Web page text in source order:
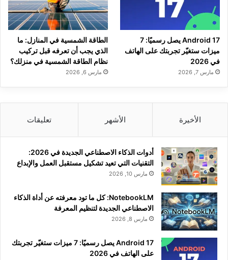
Android 17 يصل رسميًا: 7
ميزات ستغيّر تجربتك على الهاتف
في 2026
مارس 7, 2026
الطاقة الشمسية في المنازل: ما
الذي يجب أن تعرفه قبل تركيب
نظام الطاقة الشمسية في منزلك؟
مارس 6, 2026
الأخيرة الأشهر تعليقات
أدوات الذكاء الاصطناعي الجديدة في 2026:
التقنيات التي تعيد تشكيل مستقبل العمل والإبداع
مارس 10, 2026
NotebookLM: كل ما تود معرفته عن أداة الذكاء
الاصطناعي الجديدة لتنظيم المعرفة
مارس 8, 2026
Android 17 يصل رسميًا: 7 ميزات ستغيّر تجربتك
على الهاتف في 2026